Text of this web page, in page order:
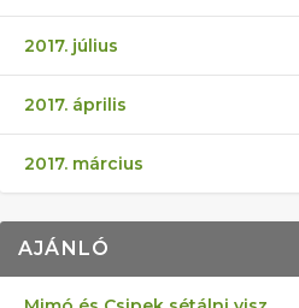
2017. július
2017. április
2017. március
AJÁNLÓ